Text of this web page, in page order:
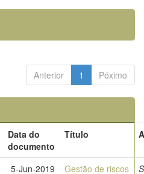
Anterior 1 Póximo
Data do
documento
Título
5-Jun-2019
Gestão de riscos